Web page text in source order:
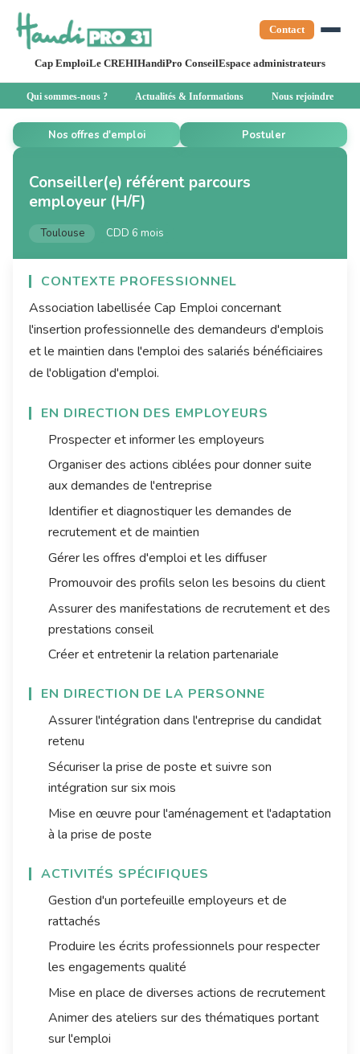
Cap EmploiLe CREHIHandiPro ConseilEspace administrateurs
Contact
Qui sommes-nous ? Actualités & Informations Nous rejoindre
Nos offres d'emploi Postuler
Conseiller(e) référent parcours
employeur (H/F)
Toulouse CDD 6 mois
CONTEXTE PROFESSIONNEL
Association labellisée Cap Emploi concernant
l'insertion professionnelle des demandeurs d'emplois
et le maintien dans l'emploi des salariés bénéficiaires
de l'obligation d'emploi.
EN DIRECTION DES EMPLOYEURS
Prospecter et informer les employeurs
Organiser des actions ciblées pour donner suite
aux demandes de l'entreprise
Identifier et diagnostiquer les demandes de
recrutement et de maintien
Gérer les offres d'emploi et les diffuser
Promouvoir des profils selon les besoins du client
Assurer des manifestations de recrutement et des
prestations conseil
Créer et entretenir la relation partenariale
EN DIRECTION DE LA PERSONNE
Assurer l'intégration dans l'entreprise du candidat
retenu
Sécuriser la prise de poste et suivre son
intégration sur six mois
Mise en œuvre pour l'aménagement et l'adaptation
à la prise de poste
ACTIVITÉS SPÉCIFIQUES
Gestion d'un portefeuille employeurs et de
rattachés
Produire les écrits professionnels pour respecter
les engagements qualité
Mise en place de diverses actions de recrutement
Animer des ateliers sur des thématiques portant
sur l'emploi